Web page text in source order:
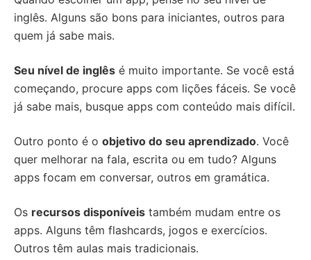
inglês. Alguns são bons para iniciantes, outros para
quem já sabe mais.
Seu nível de inglês é muito importante. Se você está
começando, procure apps com lições fáceis. Se você
já sabe mais, busque apps com conteúdo mais difícil.
Outro ponto é o objetivo do seu aprendizado. Você
quer melhorar na fala, escrita ou em tudo? Alguns
apps focam em conversar, outros em gramática.
Os recursos disponíveis também mudam entre os
apps. Alguns têm flashcards, jogos e exercícios.
Outros têm aulas mais tradicionais.